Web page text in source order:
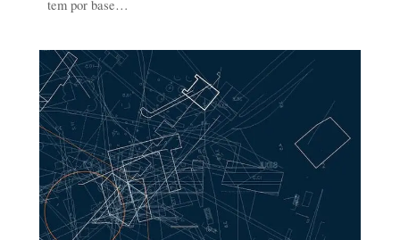
tem por base…